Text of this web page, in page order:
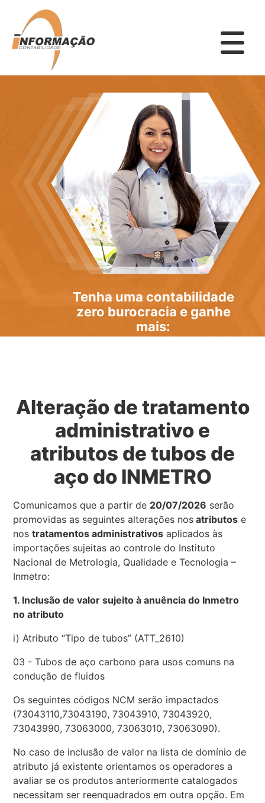
Tenha uma contabilidade
zero burocracia e ganhe
mais:
Alteração de tratamento
administrativo e
atributos de tubos de
aço do INMETRO
Comunicamos que a partir de 20/07/2026 serão
promovidas as seguintes alterações nos atributos e
nostratamentos administrativos aplicados às
importações sujeitas ao controle do Instituto
Nacional de Metrologia, Qualidade e Tecnologia –
Inmetro:
1. Inclusão de valor sujeito à anuência do Inmetro
no atributo
i) Atributo “Tipo de tubos” (ATT_2610)
03 - Tubos de aço carbono para usos comuns na
condução de fluidos
Os seguintes códigos NCM serão impactados
(73043110,73043190, 73043910, 73043920,
73043990, 73063000, 73063010, 73063090).
No caso de inclusão de valor na lista de domínio de
atributo já existente orientamos os operadores a
avaliar se os produtos anteriormente catalogados
necessitam ser reenquadrados em outra opção. Em